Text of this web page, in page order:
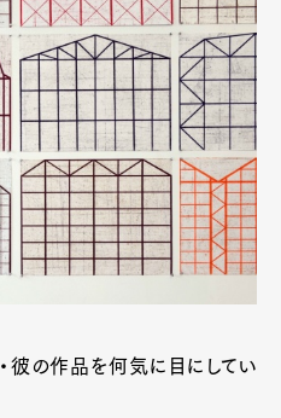
・彼の作品を何気に目にしてい